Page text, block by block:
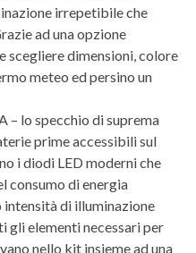
irrepetibile che
ad una opzione
scegliere dimensioni, colore
meteo ed persino un
– lo specchio di suprema
prime accessibili sul
i diodi LED moderni che
consumo di energia
intensità di illuminazione
elementi necessari per
nello kit insieme ad una